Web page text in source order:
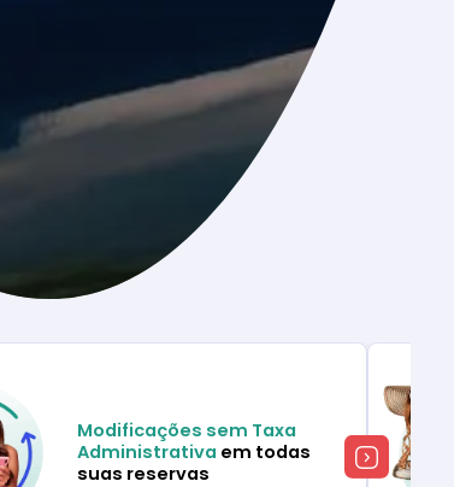
Modificações sem Taxa
Administrativa em todas
suas reservas